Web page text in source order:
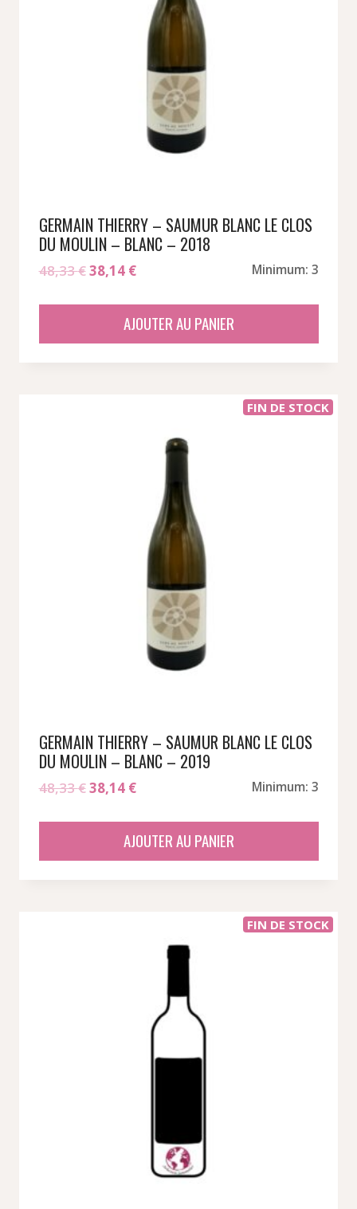
GERMAIN THIERRY – SAUMUR BLANC LE CLOS
DU MOULIN – BLANC – 2018
48,33€Le
était :
38,14 €Le
est :
Minimum: 3
AJOUTER AU PANIER
FIN DE STOCK
GERMAIN THIERRY – SAUMUR BLANC LE CLOS
DU MOULIN – BLANC – 2019
48,33€Le
était :
38,14 €Le
est :
Minimum: 3
AJOUTER AU PANIER
FIN DE STOCK